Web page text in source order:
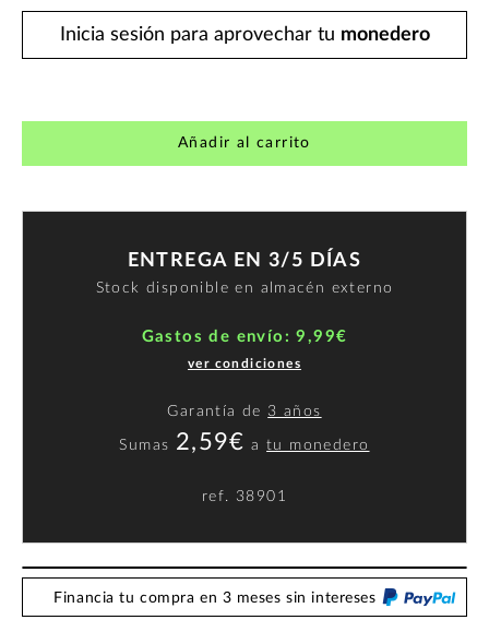
Inicia sesión para aprovechar tu monedero
Añadir al carrito
ENTREGA EN 3/5 DÍAS
Stock disponible en almacén externo
Gastos de envío: 9,99€
ver condiciones
Garantía de 3 años
Sumas 2,59€ atu monedero
ref. 38901
Financia tu compra en 3 meses sin intereses